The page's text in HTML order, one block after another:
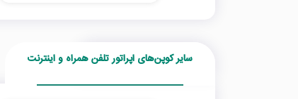
سایر کوپن‌های اپراتور تلفن همراه و اینترنت